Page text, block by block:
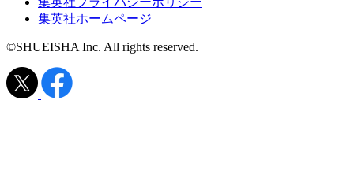
集英社ホームページ
©SHUEISHA Inc. All rights reserved.